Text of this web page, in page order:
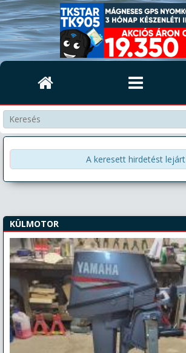
A keresett hirdetést lejárt
KÜLMOTOR